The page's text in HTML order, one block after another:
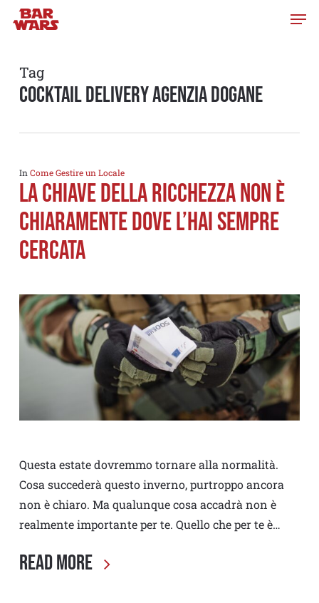
Skip
content
Tag
cocktail delivery agenzia dogane
In Come Gestire un Locale
LA CHIAVE DELLA RICCHEZZA NON È
CHIARAMENTE DOVE L’HAI SEMPRE
CERCATA
Questa estate dovremmo tornare alla normalità.
Cosa succederà questo inverno, purtroppo ancora
non è chiaro. Ma qualunque cosa accadrà non è
realmente importante per te. Quello che per te è…
Read More